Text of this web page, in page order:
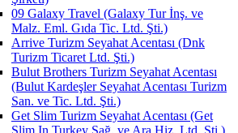
09 Galaxy Travel (Galaxy Tur İnş. ve
Malz. Eml. Gıda Tic. Ltd. Şti.)
Arrive Turizm Seyahat Acentası (Dnk
Turizm Ticaret Ltd. Şti.)
Bulut Brothers Turizm Seyahat Acentası
(Bulut Kardeşler Seyahat Acentası Turizm
San. ve Tic. Ltd. Şti.)
Get Slim Turizm Seyahat Acentası (Get
Slim In Turkey Sağ. ve Ara Hiz. Ltd. Şti.)